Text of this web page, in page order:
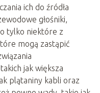
ich do źródła
głośniki,
tylko niektóre z
mogą zastąpić
jak większa
plątaniny kabli oraz